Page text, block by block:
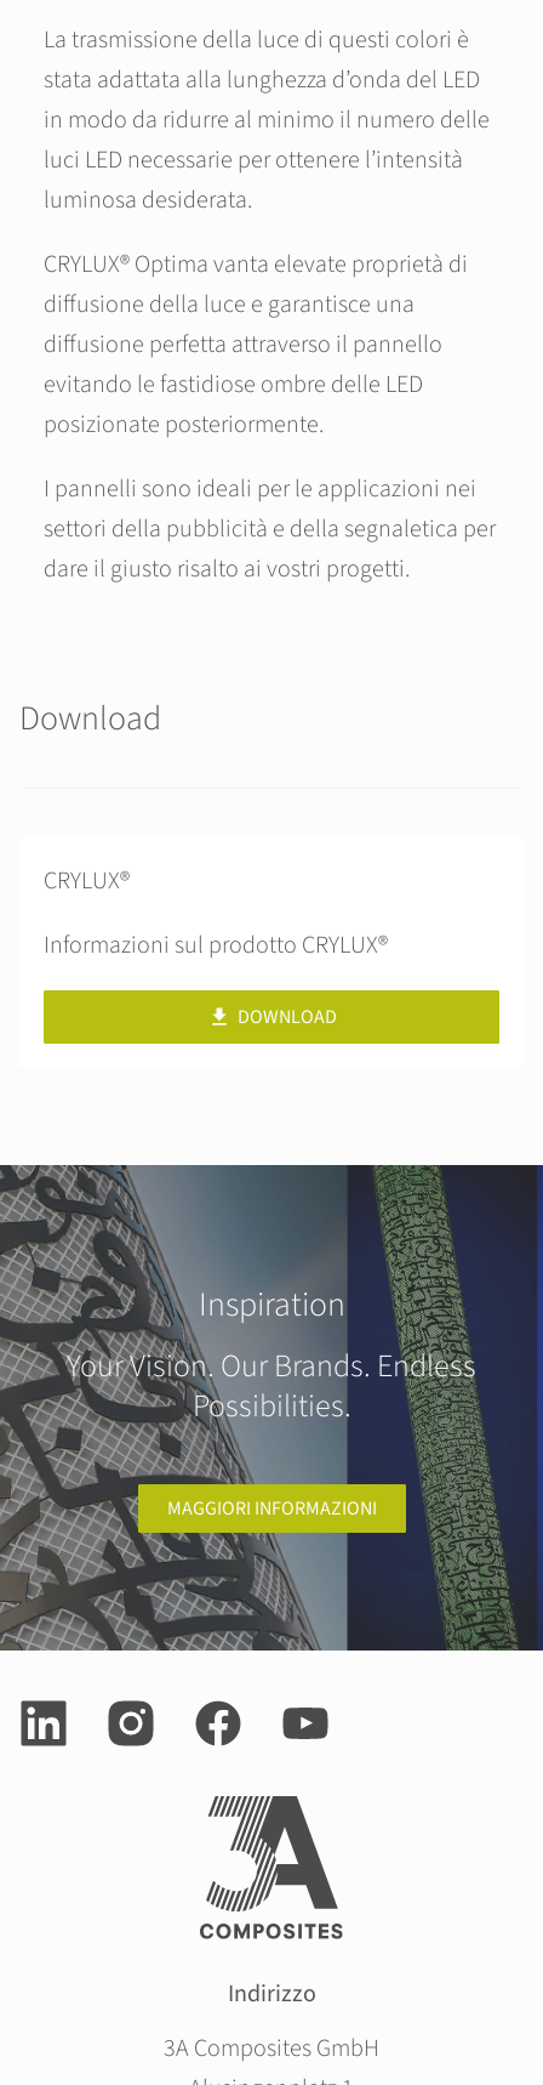
La trasmissione della luce di questi colori è
stata adattata alla lunghezza d’onda del LED
in modo da ridurre al minimo il numero delle
luci LED necessarie per ottenere l’intensità
luminosa desiderata.
CRYLUX® Optima vanta elevate proprietà di
diffusione della luce e garantisce una
diffusione perfetta attraverso il pannello
evitando le fastidiose ombre delle LED
posizionate posteriormente.
I pannelli sono ideali per le applicazioni nei
settori della pubblicità e della segnaletica per
dare il giusto risalto ai vostri progetti.
Download
CRYLUX®
Informazioni sul prodotto CRYLUX®
DOWNLOAD
Inspiration
Your Vision. Our Brands. Endless
Possibilities.
MAGGIORI INFORMAZIONI
Indirizzo
3A Composites GmbH